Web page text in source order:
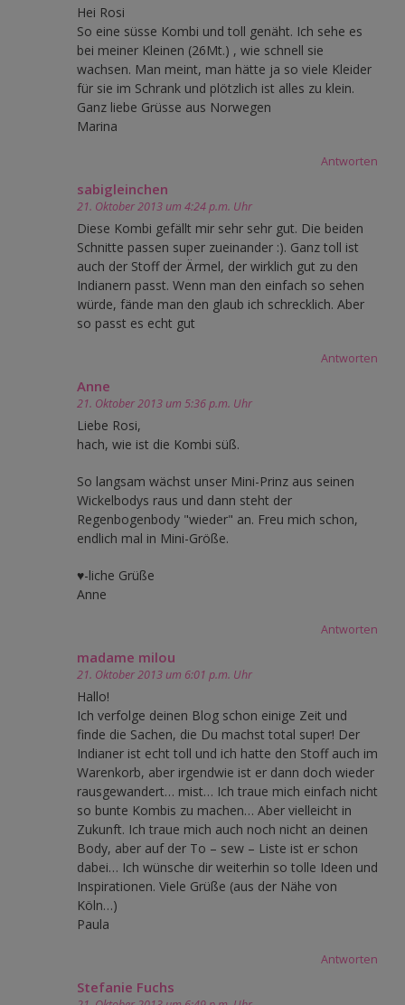
Hei Rosi
So eine süsse Kombi und toll genäht. Ich sehe es
bei meiner Kleinen (26Mt.) , wie schnell sie
wachsen. Man meint, man hätte ja so viele Kleider
für sie im Schrank und plötzlich ist alles zu klein.
Ganz liebe Grüsse aus Norwegen
Marina
Antworten
sabigleinchen
21. Oktober 2013 um 4:24 p.m. Uhr
Diese Kombi gefällt mir sehr sehr gut. Die beiden
Schnitte passen super zueinander :). Ganz toll ist
auch der Stoff der Ärmel, der wirklich gut zu den
Indianern passt. Wenn man den einfach so sehen
würde, fände man den glaub ich schrecklich. Aber
so passt es echt gut
Antworten
Anne
21. Oktober 2013 um 5:36 p.m. Uhr
Liebe Rosi,
hach, wie ist die Kombi süß.
So langsam wächst unser Mini-Prinz aus seinen
Wickelbodys raus und dann steht der
Regenbogenbody "wieder" an. Freu mich schon,
endlich mal in Mini-Größe.
♥-liche Grüße
Anne
Antworten
madame milou
21. Oktober 2013 um 6:01 p.m. Uhr
Hallo!
Ich verfolge deinen Blog schon einige Zeit und
finde die Sachen, die Du machst total super! Der
Indianer ist echt toll und ich hatte den Stoff auch im
Warenkorb, aber irgendwie ist er dann doch wieder
rausgewandert… mist… Ich traue mich einfach nicht
so bunte Kombis zu machen… Aber vielleicht in
Zukunft. Ich traue mich auch noch nicht an deinen
Body, aber auf der To – sew – Liste ist er schon
dabei… Ich wünsche dir weiterhin so tolle Ideen und
Inspirationen. Viele Grüße (aus der Nähe von
Köln…)
Paula
Antworten
Stefanie Fuchs